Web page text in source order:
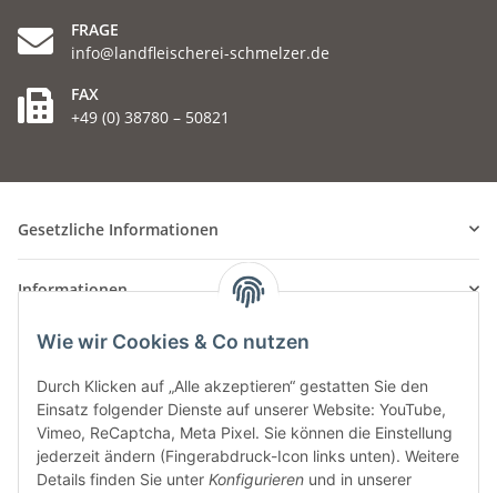
Wie wir Cookies & Co nutzen
Durch Klicken auf „Alle akzeptieren“ gestatten Sie den
Einsatz folgender Dienste auf unserer Website: YouTube,
Vimeo, ReCaptcha, Meta Pixel. Sie können die Einstellung
jederzeit ändern (Fingerabdruck-Icon links unten). Weitere
Details finden Sie unter Konfigurieren und in unserer
FRAGE
info@landfleischerei-schmelzer.de
FAX
+49 (0) 38780 – 50821
Gesetzliche Informationen
Informationen